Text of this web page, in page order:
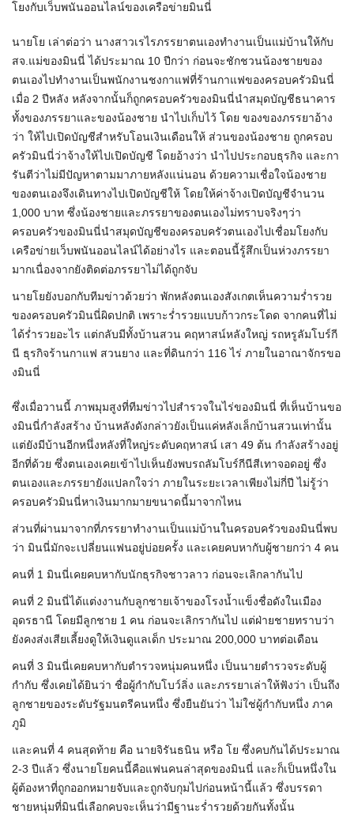
โยงกับเว็บพนันออนไลน์ของเครือข่ายมินนี่
นายโย เล่าต่อว่า นางสาวเรไรภรรยาตนเองทำงานเป็นแม่บ้านให้กับ
สจ.แม่ของมินนี่ ได้ประมาณ 10 ปีกว่า ก่อนจะชักชวนน้องชายของ
ตนเองไปทำงานเป็นพนักงานชงกาแฟที่ร้านกาแฟของครอบครัวมินนี่
เมื่อ 2 ปีหลัง หลังจากนั้นก็ถูกครอบครัวของมินนี่นำสมุดบัญชีธนาคาร
ทั้งของภรรยาและของน้องชาย นำไปเก็บไว้ โดย ของของภรรยาอ้าง
ว่า ให้ไปเปิดบัญชีสำหรับโอนเงินเดือนให้ ส่วนของน้องชาย ถูกครอบ
ครัวมินนี่ว่าจ้างให้ไปเปิดบัญชี โดยอ้างว่า นำไปประกอบธุรกิจ และกา
รันตีว่าไม่มีปัญหาตามมาภายหลังแน่นอน ด้วยความเชื่อใจน้องชาย
ของตนเองจึงเดินทางไปเปิดบัญชีให้ โดยให้ค่าจ้างเปิดบัญชีจำนวน
1,000 บาท ซึ่งน้องชายและภรรยาของตนเองไม่ทราบจริงๆว่า
ครอบครัวของมินนี่นำสมุดบัญชีของครอบครัวตนเองไปเชื่อมโยงกับ
เครือข่ายเว็บพนันออนไลน์ได้อย่างไร และตอนนี้รู้สึกเป็นห่วงภรรยา
มากเนื่องจากยังติดต่อภรรยาไม่ได้ถูกจับ
นายโยยังบอกกับทีมข่าวด้วยว่า พักหลังตนเองสังเกตเห็นความร่ำรวย
ของครอบครัวมินนี่ผิดปกติ เพราะร่ำรวยแบบก้าวกระโดด จากคนที่ไม่
ได้ร่ำรวยอะไร แต่กลับมีทั้งบ้านสวน คฤหาสน์หลังใหญ่ รถหรูลัมโบร์กี
นี ธุรกิจร้านกาแฟ สวนยาง และที่ดินกว่า 116 ไร่ ภายในอาณาจักรขอ
งมินนี่
ซึ่งเมื่อวานนี้ ภาพมุมสูงที่ทีมข่าวไปสำรวจในไร่ของมินนี่ ที่เห็นบ้านขอ
งมินนี่กำลังสร้าง บ้านหลังดังกล่าวยังเป็นแค่หลังเล็กบ้านสวนเท่านั้น
แต่ยังมีบ้านอีกหนึ่งหลังที่ใหญ่ระดับคฤหาสน์ เสา 49 ต้น กำลังสร้างอยู่
อีกที่ด้วย ซึ่งตนเองเคยเข้าไปเห็นยังพบรถลัมโบร์กีนีสีเทาจอดอยู่ ซึ่ง
ตนเองและภรรยายังแปลกใจว่า ภายในระยะเวลาเพียงไม่กี่ปี ไม่รู้ว่า
ครอบครัวมินนี่หาเงินมากมายขนาดนี้มาจากไหน
ส่วนที่ผ่านมาจากที่ภรรยาทำงานเป็นแม่บ้านในครอบครัวของมินนี่พบ
ว่า มินนี่มักจะเปลี่ยนแฟนอยู่บ่อยครั้ง และเคยคบหากับผู้ชายกว่า 4 คน
คนที่ 1 มินนี่เคยคบหากับนักธุรกิจชาวลาว ก่อนจะเลิกลากันไป
คนที่ 2 มินนี่ได้แต่งงานกับลูกชายเจ้าของโรงน้ำแข็งชื่อดังในเมือง
อุดรธานี โดยมีลูกชาย 1 คน ก่อนจะเลิกรากันไป แต่ฝ่ายชายทราบว่า
ยังคงส่งเสียเลี้ยงดูให้เงินดูแลเด็ก ประมาณ 200,000 บาทต่อเดือน
คนที่ 3 มินนี่เคยคบหากับตำรวจหนุ่มคนหนึ่ง เป็นนายตำรวจระดับผู้
กำกับ ซึ่งเคยได้ยินว่า ชื่อผู้กำกับโบว์ลิ่ง และภรรยาเล่าให้ฟังว่า เป็นถึง
ลูกชายของระดับรัฐมนตรีคนหนึ่ง ซึ่งยืนยันว่า ไม่ใช่ผู้กำกับหนึ่ง ภาค
ภูมิ
และคนที่ 4 คนสุดท้าย คือ นายจิรันธนิน หรือ โย ซึ่งคบกันได้ประมาณ
2-3 ปีแล้ว ซึ่งนายโยคนนี้คือแฟนคนล่าสุดของมินนี่ และก็เป็นหนึ่งใน
ผู้ต้องหาที่ถูกออกหมายจับและถูกจับกุมไปก่อนหน้านี้แล้ว ซึ่งบรรดา
ชายหนุ่มที่มินนี่เลือกคบจะเห็นว่ามีฐานะร่ำรวยด้วยกันทั้งนั้น